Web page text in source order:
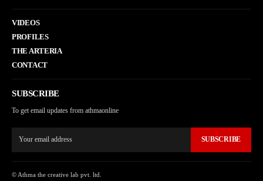
VIDEOS
PROFILES
THE ARTERIA
CONTACT
SUBSCRIBE
To get email updates from athmaonline
SUBSCRIBE
© Athma the creative lab pvt. ltd.